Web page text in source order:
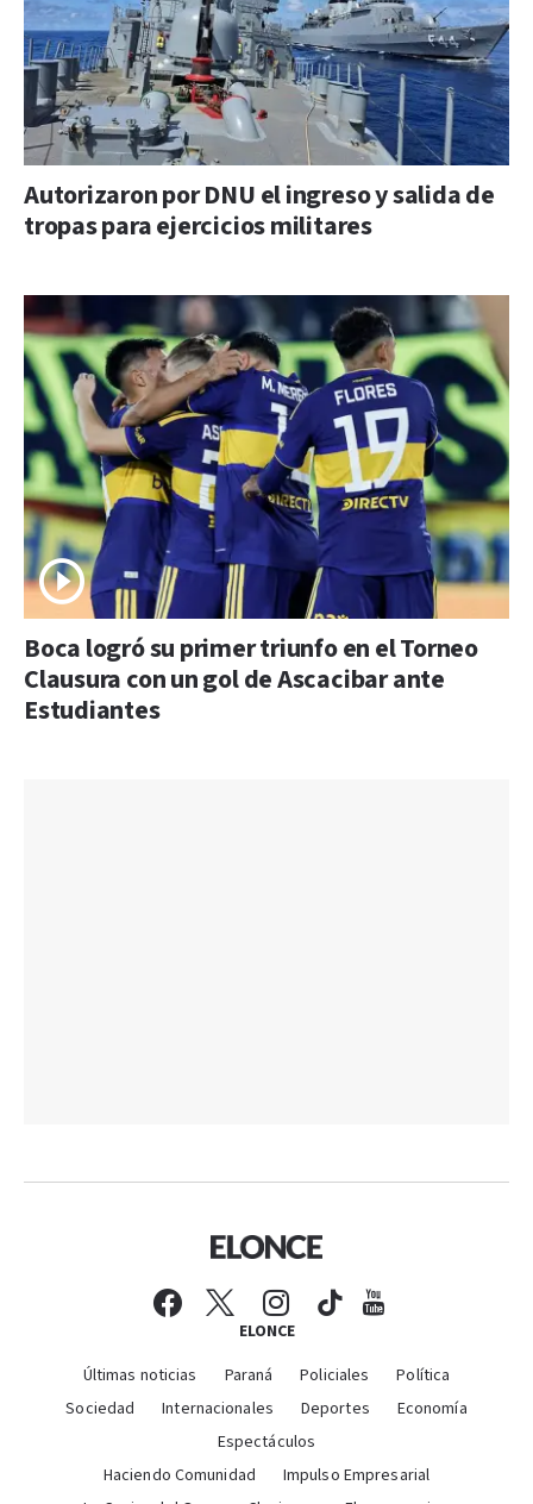
Autorizaron por DNU el ingreso y salida de
tropas para ejercicios militares
Boca logró su primer triunfo en el Torneo
Clausura con un gol de Ascacibar ante
Estudiantes
ELONCE
Últimas noticias Paraná Policiales
Política
Sociedad
Internacionales Deportes
Economía
Espectáculos
Haciendo Comunidad
Impulso Empresarial